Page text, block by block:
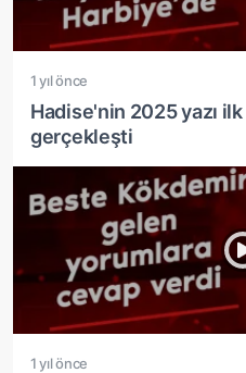
1 yıl önce
Hadise'nin 2025 yazı
gerçekleşti
1 yıl önce